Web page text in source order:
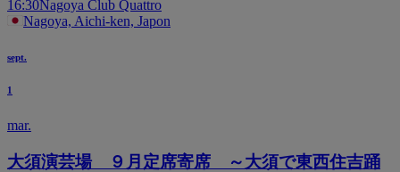
16:30Nagoya Club Quattro
Nagoya, Aichi-ken, Japon
sept.
1
mar.
大須演芸場 ９月定席寄席 ～大須で東西住吉踊